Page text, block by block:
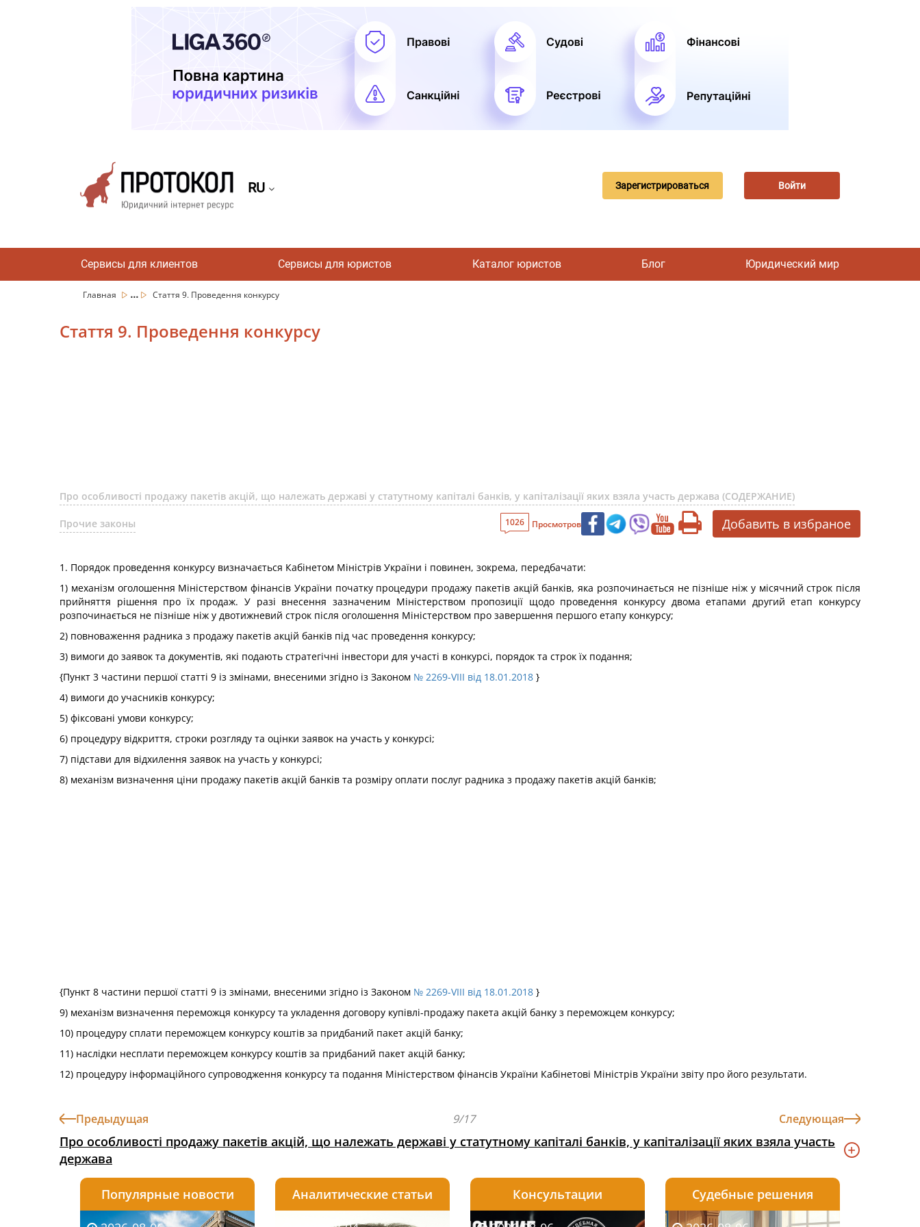
RU Зарегистрироваться Войти
Сервисы для клиентов Сервисы для юристов Каталог юристов Блог Юридический мир
Главная ... Стаття 9. Проведення конкурсу
Стаття 9. Проведення конкурсу
Про особливості продажу пакетів акцій, що належать державі у статутному капіталі банків, у капіталізації яких взяла участь держава (СОДЕРЖАНИЕ)
Прочие законы 1026 Просмотров Добавить в избраное
1. Порядок проведення конкурсу визначається Кабінетом Міністрів України і повинен, зокрема, передбачати:
1) механізм оголошення Міністерством фінансів України початку процедури продажу пакетів акцій банків, яка розпочинається не пізніше ніж у місячний строк після
прийняття рішення про їх продаж. У разі внесення зазначеним Міністерством пропозиції щодо проведення конкурсу двома етапами другий етап конкурсу
розпочинається не пізніше ніж у двотижневий строк після оголошення Міністерством про завершення першого етапу конкурсу;
2) повноваження радника з продажу пакетів акцій банків під час проведення конкурсу;
3) вимоги до заявок та документів, які подають стратегічні інвестори для участі в конкурсі, порядок та строк їх подання;
{Пункт 3 частини першої статті 9 із змінами, внесеними згідно із Законом № 2269-VIII від 18.01.2018 }
4) вимоги до учасників конкурсу;
5) фіксовані умови конкурсу;
6) процедуру відкриття, строки розгляду та оцінки заявок на участь у конкурсі;
7) підстави для відхилення заявок на участь у конкурсі;
8) механізм визначення ціни продажу пакетів акцій банків та розміру оплати послуг радника з продажу пакетів акцій банків;
{Пункт 8 частини першої статті 9 із змінами, внесеними згідно із Законом № 2269-VIII від 18.01.2018 }
9) механізм визначення переможця конкурсу та укладення договору купівлі-продажу пакета акцій банку з переможцем конкурсу;
10) процедуру сплати переможцем конкурсу коштів за придбаний пакет акцій банку;
11) наслідки несплати переможцем конкурсу коштів за придбаний пакет акцій банку;
12) процедуру інформаційного супроводження конкурсу та подання Міністерством фінансів України Кабінетові Міністрів України звіту про його результати.
Предыдущая 9/17 Следующая
Про особливості продажу пакетів акцій, що належать державі у статутному капіталі банків, у капіталізації яких взяла участь
держава
Популярные новости Аналитические статьи Консультации Судебные решения